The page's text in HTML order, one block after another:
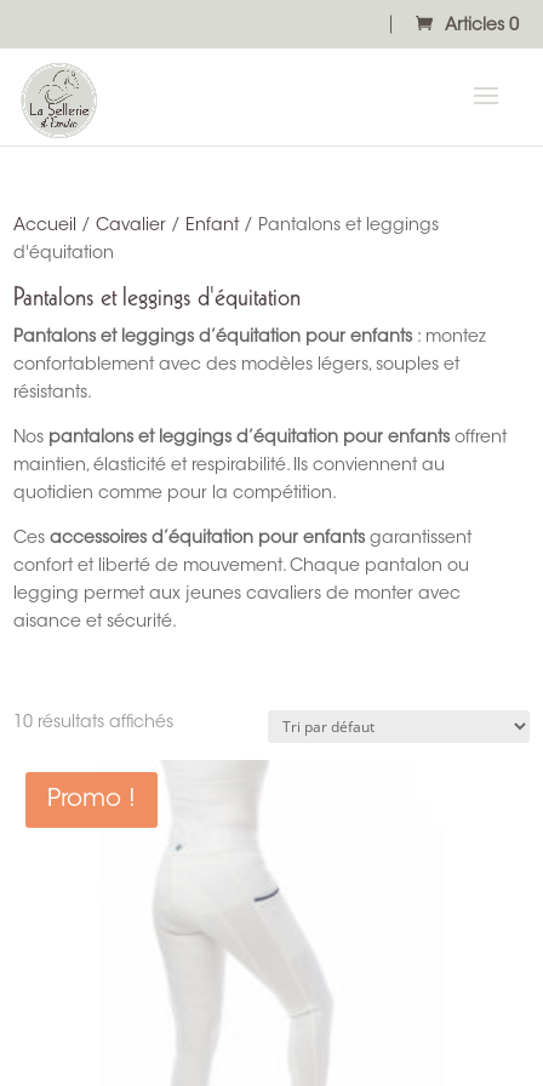
Articles 0
Accueil /Cavalier / Enfant/ Pantalons et leggings
d'équitation
Pantalons et leggings d'équitation
Pantalons et leggings d’équitation pour enfants : montez
confortablement avec des modèles légers, souples et
résistants.
Nos pantalons et leggings d’équitation pour enfants offrent
maintien, élasticité et respirabilité. Ils conviennent au
quotidien comme pour la compétition.
Cesaccessoires d’équitation pour enfants garantissent
confort et liberté de mouvement. Chaque pantalon ou
legging permet aux jeunes cavaliers de monter avec
aisance et sécurité.
10 résultats affichés
Promo !